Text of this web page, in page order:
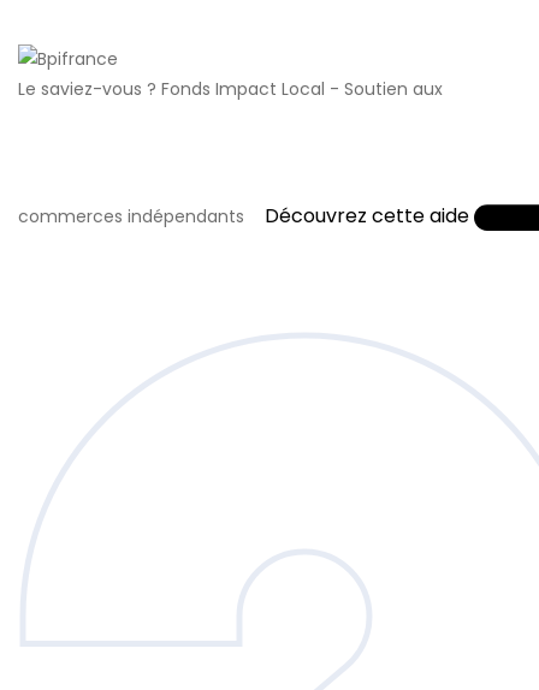
Le saviez-vous ? Fonds Impact Local - Soutien aux
commerces indépendants Découvrez cette aide